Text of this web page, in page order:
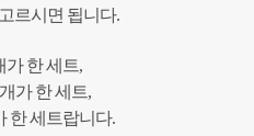
르시면 됩니다.
가 한 세트,
가 한 세트,
한 세트랍니다.